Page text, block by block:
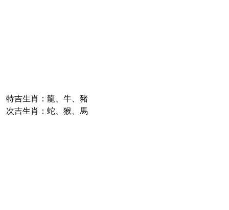
特吉生肖：龍、牛、豬
次吉生肖：蛇、猴、馬